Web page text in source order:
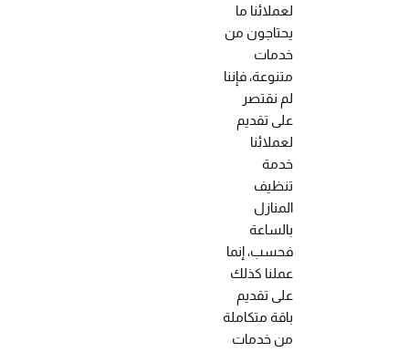
لعملائنا ما
يحتاجون من
خدمات
متنوعة، فإننا
لم نقتصر
على تقديم
لعملائنا
خدمة
تنظيف
المنازل
بالساعة
فحسب، إنما
عملنا كذلك
على تقديم
باقة متكاملة
من خدمات